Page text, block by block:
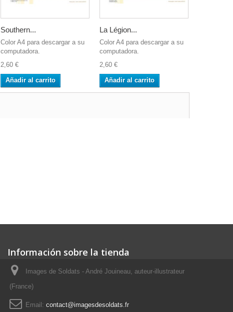
Southern...
Color A4 para descargar a su
computadora.
2,60 €
Añadir al carrito
La Légion...
Color A4 para descargar a su
computadora.
2,60 €
Añadir al carrito
Información sobre la tienda
Images de Soldats - André Jouineau, auteur-illustrateur
(France)
Email: contact@imagesdesoldats.fr